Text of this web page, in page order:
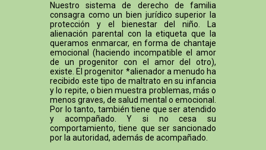
Nuestro sistema de derecho de familia
consagra como un bien jurídico superior la
protección y el bienestar del niño. La
alienación parental con la etiqueta que la
queramos enmarcar, en forma de chantaje
emocional (haciendo incompatible el amor
de un progenitor con el amor del otro),
existe. El progenitor *alienador a menudo ha
recibido este tipo de maltrato en su infancia
y lo repite, o bien muestra problemas, más o
menos graves, de salud mental o emocional.
Por lo tanto, también tiene que ser atendido
y acompañado. Y si no cesa su
comportamiento, tiene que ser sancionado
por la autoridad, además de acompañado.